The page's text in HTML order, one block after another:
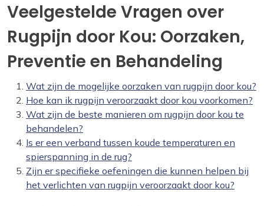
Veelgestelde Vragen over
Rugpijn door Kou: Oorzaken,
Preventie en Behandeling
Wat zijn de mogelijke oorzaken van rugpijn door kou?
Hoe kan ik rugpijn veroorzaakt door kou voorkomen?
Wat zijn de beste manieren om rugpijn door kou te
behandelen?
Is er een verband tussen koude temperaturen en
spierspanning in de rug?
Zijn er specifieke oefeningen die kunnen helpen bij
het verlichten van rugpijn veroorzaakt door kou?